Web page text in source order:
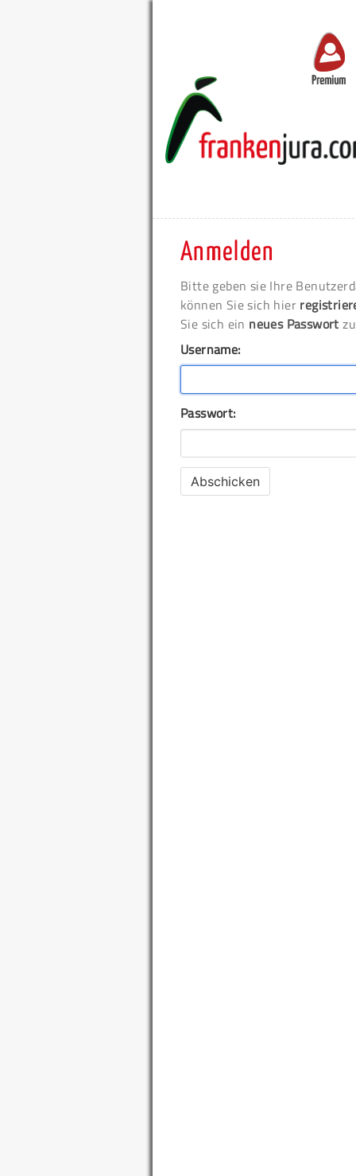
Premium
Anmelden
Bitte geben sie Ihre
können Sie sich hier
Sie sich ein neues Passwort
Username:
Passwort: